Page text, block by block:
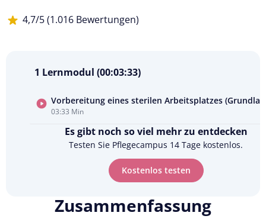
4,7/5 (1.016 Bewertungen)
Kursvorschau
1 Lernmodul (00:03:33)
Vorbereitung eines sterilen Arbeitsplatzes
03:33 Min
Es gibt noch so viel mehr zu entdecken
Testen Sie Pflegecampus 14 Tage kostenlos.
Kostenlos testen
Zusammenfassung